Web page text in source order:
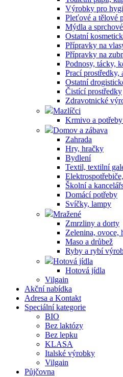
Výrobky pro
Pleťové a tělové
Mýdla a
Ostatní
Přípravky na
Přípravky na
Podnosy, tácky,
Prací prostředky,
Ostatní
Čistící prostředky
Zdravotnické
Mazlíčci
Krmivo a
Domov a zábava
Zahrada
Hry, hračky
Bydlení
Textil, textilní
Školní a
Domácí potřeby
Svíčky, lampy
Mražené
Zmrzliny a dorty
Zelenina, ovoce,
Maso a drůbež
Ryby a rybí
Hotová jídla
Hotová jídla
Vilgain
Akční nabídka
Adresa a Kontakt
Speciální kategorie
BIO
Bez laktózy
Bez lepku
KLASA
Italské výrobky
Vilgain
Půjčovna